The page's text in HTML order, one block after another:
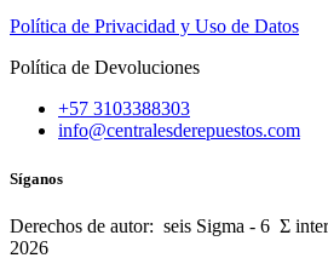
Política de Privacidad y Uso de Datos
Política de Devoluciones
+57 3103388303
info@centralesderepuestos.com
Síganos
Derechos de autor: seis Sigma - 6 Σ
2026